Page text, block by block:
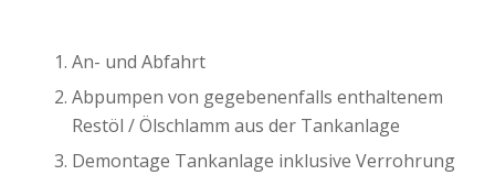
An- und Abfahrt
Abpumpen von gegebenenfalls enthaltenem
Restöl / Ölschlamm aus der Tankanlage
Demontage Tankanlage inklusive Verrohrung